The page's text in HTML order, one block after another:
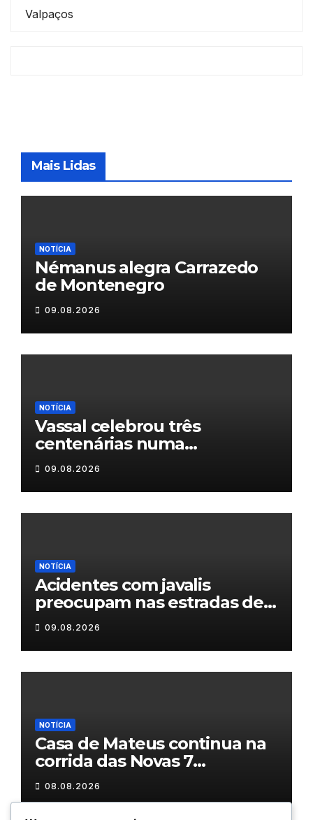
Valpaços
Mais Lidas
NOTÍCIA
Némanus alegra Carrazedo
de Montenegro
09.08.2026
NOTÍCIA
Vassal celebrou três
centenárias numa
homenagem a um século de
histórias
09.08.2026
NOTÍCIA
Acidentes com javalis
preocupam nas estradas de
Trás-os-Montes
09.08.2026
NOTÍCIA
Casa de Mateus continua na
corrida das Novas 7
Maravilhas de Portugal
08.08.2026